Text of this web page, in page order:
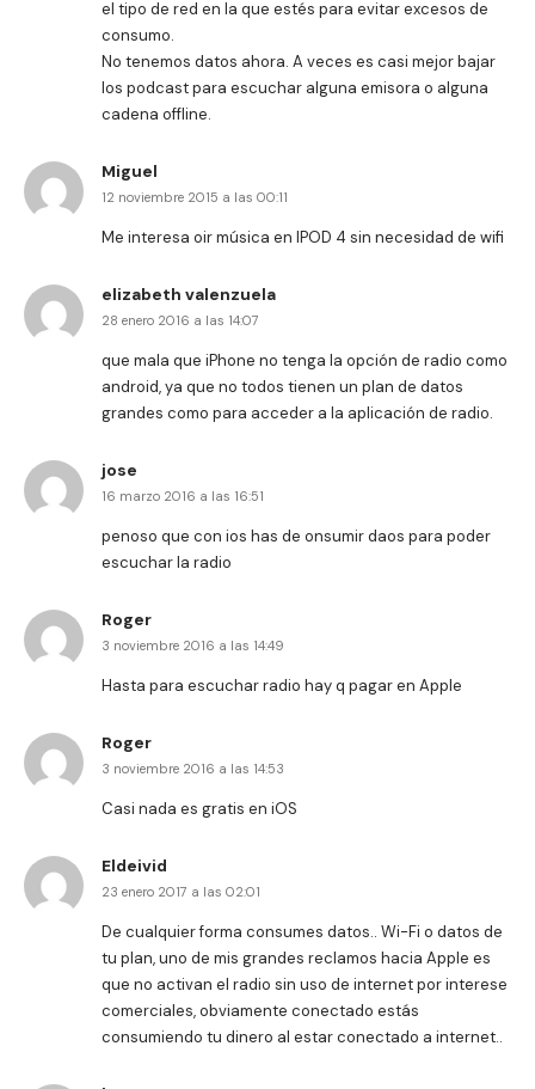
el tipo de red en la que estés para evitar excesos de
consumo.
No tenemos datos ahora. A veces es casi mejor bajar
los podcast para escuchar alguna emisora o alguna
cadena offline.
Miguel
12 noviembre 2015 a las 00:11
Me interesa oir música en IPOD 4 sin necesidad de wifi
elizabeth valenzuela
28 enero 2016 a las 14:07
que mala que iPhone no tenga la opción de radio como
android, ya que no todos tienen un plan de datos
grandes como para acceder a la aplicación de radio.
jose
16 marzo 2016 a las 16:51
penoso que con ios has de onsumir daos para poder
escuchar la radio
Roger
3 noviembre 2016 a las 14:49
Hasta para escuchar radio hay q pagar en Apple
Roger
3 noviembre 2016 a las 14:53
Casi nada es gratis en iOS
Eldeivid
23 enero 2017 a las 02:01
De cualquier forma consumes datos.. Wi-Fi o datos de
tu plan, uno de mis grandes reclamos hacia Apple es
que no activan el radio sin uso de internet por interese
comerciales, obviamente conectado estás
consumiendo tu dinero al estar conectado a internet..